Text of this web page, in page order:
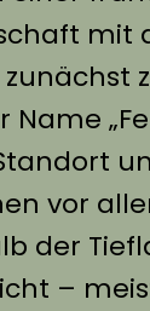
mit
vor
der
–